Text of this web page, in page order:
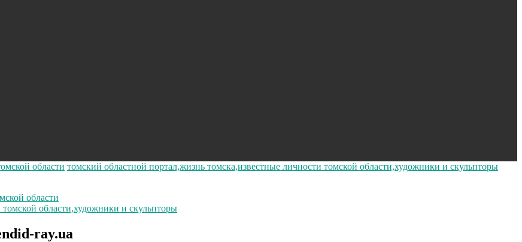
области томский областной портал,жизнь томска,известные личности томской области,художники и скульпторы
области
области,художники и скульпторы
ray.ua